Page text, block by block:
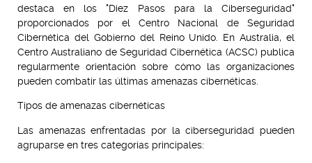
destaca en los "Diez Pasos para la Ciberseguridad"
proporcionados por el Centro Nacional de Seguridad
Cibernética del Gobierno del Reino Unido. En Australia, el
Centro Australiano de Seguridad Cibernética (ACSC) publica
regularmente orientación sobre cómo las organizaciones
pueden combatir las últimas amenazas cibernéticas.
Tipos de amenazas cibernéticas
Las amenazas enfrentadas por la ciberseguridad pueden
agruparse en tres categorías principales: